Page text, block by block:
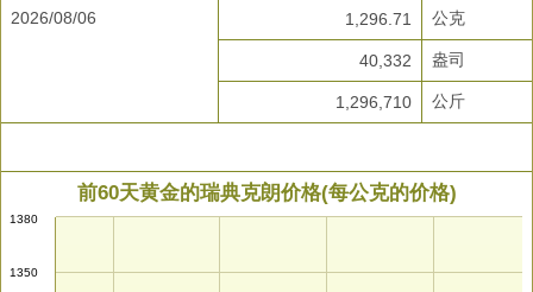
2026/08/06 1,296.71 公克
40,332 盎司
1,296,710 公斤
前60天黄金的瑞典克朗价格(每公克的价格)
1350
1380